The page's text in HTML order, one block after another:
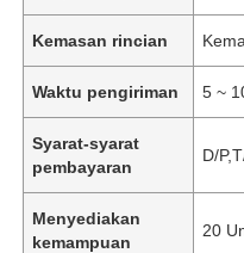
Kemasan rincian
Waktu pengiriman 5 ~
Syarat-syarat
pembayaran
D/
Menyediakan
kemampuan
20